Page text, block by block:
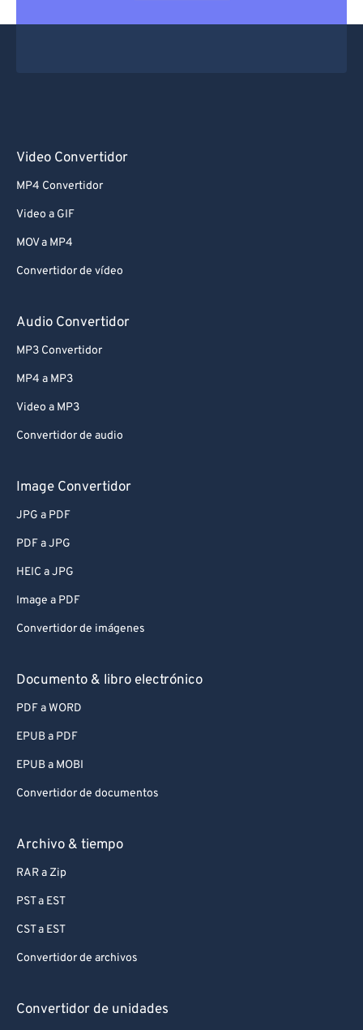
Video Convertidor
MP4 Convertidor
Video a GIF
MOV a MP4
Convertidor de vídeo
Audio Convertidor
MP3 Convertidor
MP4 a MP3
Video a MP3
Convertidor de audio
Image Convertidor
JPG a PDF
PDF a JPG
HEIC a JPG
Image a PDF
Convertidor de imágenes
Documento & libro electrónico
PDF a WORD
EPUB a PDF
EPUB a MOBI
Convertidor de documentos
Archivo & tiempo
RAR a Zip
PST a EST
CST a EST
Convertidor de archivos
Convertidor de unidades